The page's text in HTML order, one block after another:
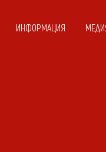
ИНФОРМАЦИЯ